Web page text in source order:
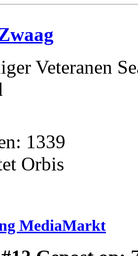
Veteranen
1339
Orbis
MediaMarkt